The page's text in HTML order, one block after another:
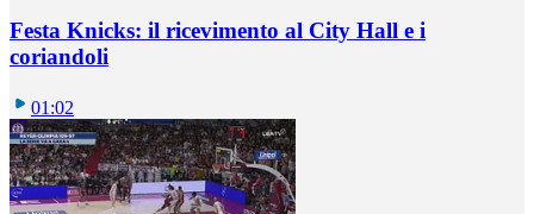
Festa Knicks: il ricevimento al City Hall e i
coriandoli
01:02